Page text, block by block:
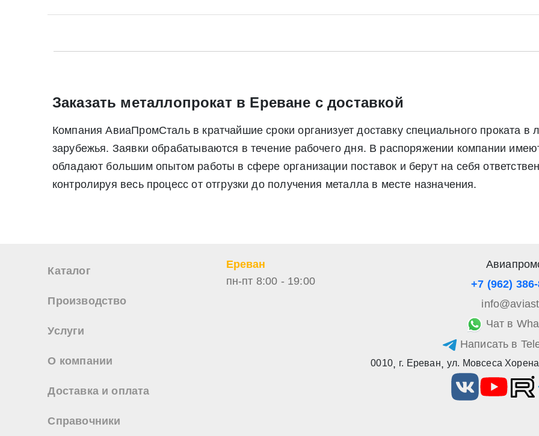
Заказать металлопрокат в Ереване с доставкой
Компания АвиаПромСталь в кратчайшие сроки организует доставку специального проката в
зарубежья. Заявки обрабатываются в течение рабочего дня. В распоряжении компании
обладают большим опытом работы в сфере организации поставок и берут на себя
контролируя весь процесс от отгрузки до получения металла в месте назначения.
Каталог
Производство
Услуги
О компании
Доставка и оплата
Справочники
Ереван
пн-пт 8:00 - 19:00
+7 (962)
Чат в
Написать в
0010, г. Ереван, ул. Мовсеса
Отправить заявку
Нажимая на кнопку «Отправить заявку» Вы даете согласие на обработку своих персональных данных в
Прикрепить файл (до 20 mb)
Отправить заявку
Нажимая на кнопку «Отправить заявку» Вы даете согласие на обработку своих персональных данных в соответствии со
персональных данных», а также соглашаетесь на информационную рассылку по